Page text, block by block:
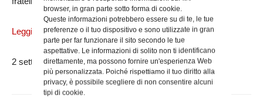
browser, in gran parte sotto forma di cookie.
Queste informazioni potrebbero essere su di te, le tue
preferenze o il tuo dispositivo e sono utilizzate in gran
parte per far funzionare il sito secondo le tue
aspettative. Le informazioni di solito non ti identificano
direttamente, ma possono fornire un'esperienza Web
più personalizzata. Poiché rispettiamo il tuo diritto alla
privacy, è possibile scegliere di non consentire alcuni
tipi di cookie.
Leggi il testo integrale della lettera
2 settembre 2021